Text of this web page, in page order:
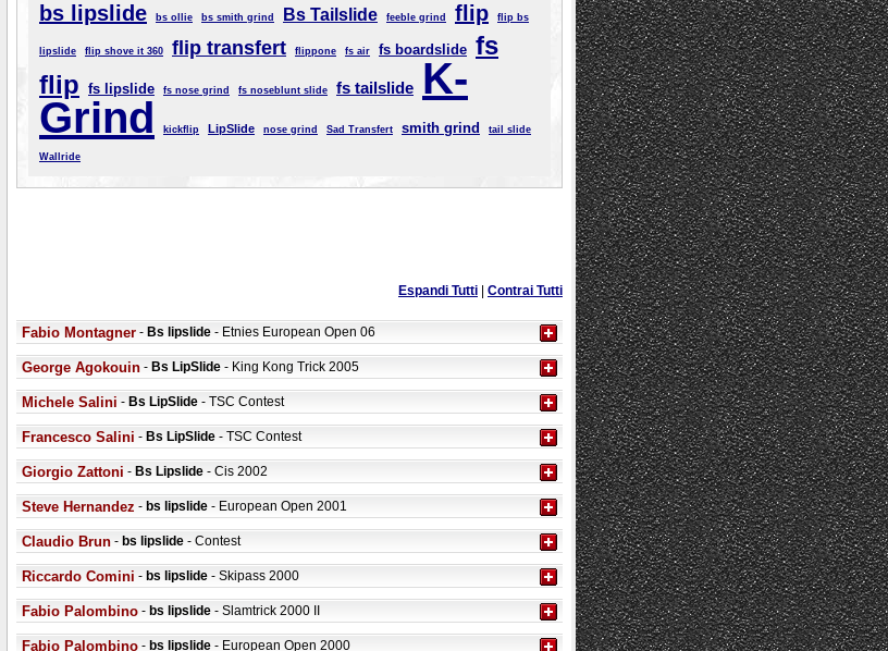
bs lipslide bs ollie bs smith grind Bs Tailslide feeble grind flip flip bs
lipslide flip shove it 360 flip transfert flippone fs air fs boardslide fs
flip fs lipslide fs nose grind fs noseblunt slide fs tailslide K-
Grind
kickflip LipSlide nose grind Sad Transfert smith grind tail slide
Wallride
Espandi Tutti Contrai Tutti
Fabio Montagner - Bs lipslide - Etnies European Open 06
George Agokouin - Bs LipSlide - King Kong Trick 2005
Michele Salini - Bs LipSlide - TSC Contest
Francesco Salini - Bs LipSlide - TSC Contest
Giorgio Zattoni - Bs Lipslide - Cis 2002
Steve Hernandez - bs lipslide - European Open 2001
Claudio Brun - bs lipslide - Contest
Riccardo Comini - bs lipslide - Skipass 2000
Fabio Palombino - bs lipslide - Slamtrick 2000 II
Fabio Palombino - bs lipslide - European Open 2000